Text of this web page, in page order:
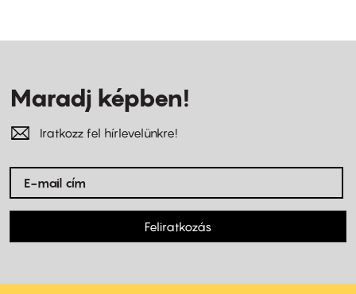
Maradj képben!
Iratkozz fel hírlevelünkre!
Feliratkozás